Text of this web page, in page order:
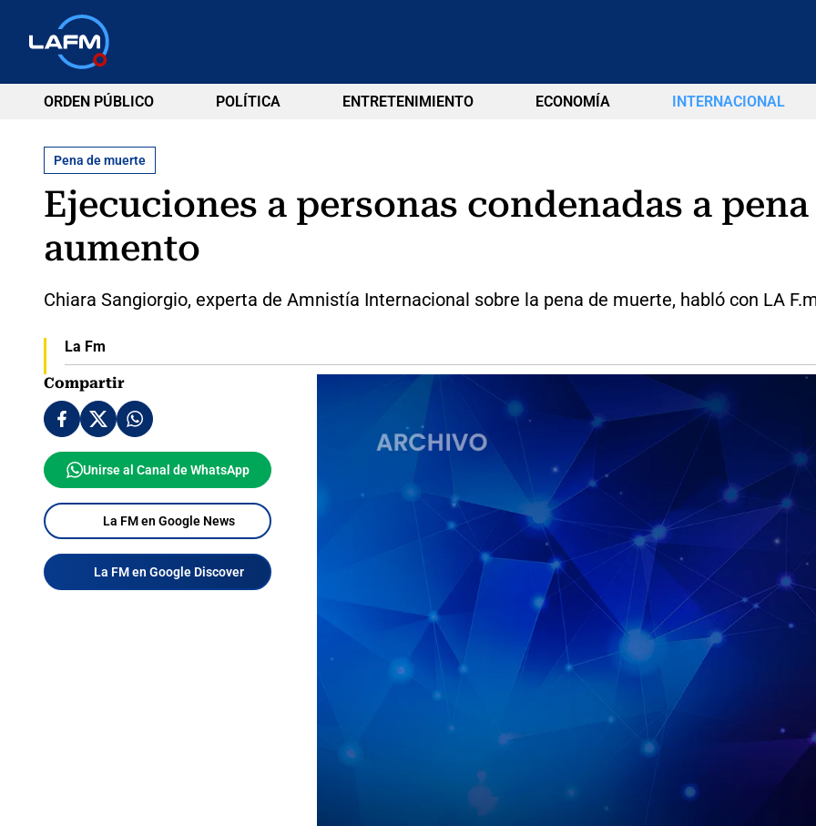
ORDEN PÚBLICO POLÍTICA ENTRETENIMIENTO ECONOMÍA INTERNACIONAL
Pena de muerte
Ejecuciones a personas condenadas a
aumento
Chiara Sangiorgio, experta de Amnistía Internacional sobre la pena de muerte, habló con LA
La Fm
Compartir
Unirse al Canal de WhatsApp
La FM en Google News
La FM en Google Discover